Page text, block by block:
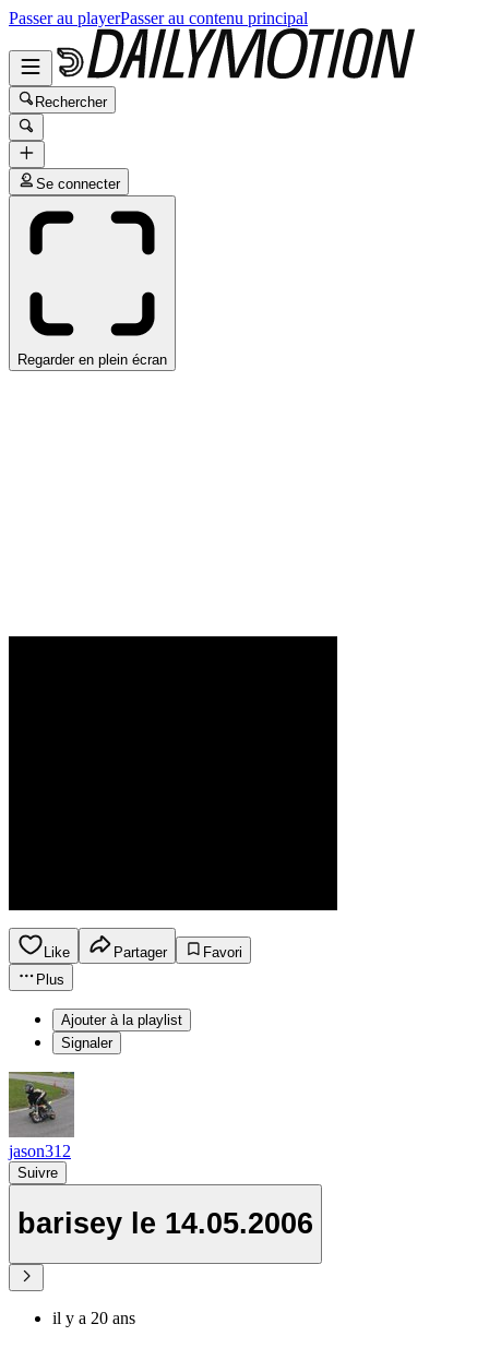
Passer au playerPasser au contenu principal
Rechercher
Se connecter
Regarder en plein écran
Like Partager
Favori
Plus
Ajouter à la playlist
Signaler
jason312
Suivre
barisey le 14.05.2006
il y a 20 ans